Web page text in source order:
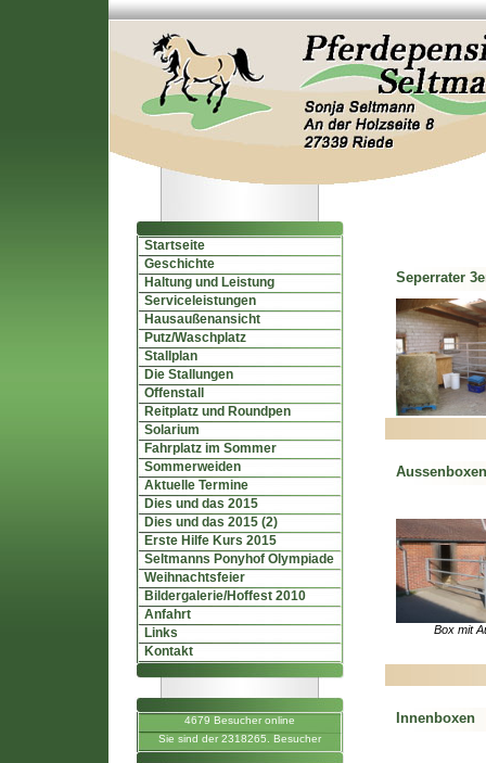
Startseite
Geschichte
Haltung und Leistung
Serviceleistungen
Hausaußenansicht
Putz/Waschplatz
Stallplan
Die Stallungen
Offenstall
Reitplatz und Roundpen
Solarium
Fahrplatz im Sommer
Sommerweiden
Aktuelle Termine
Dies und das 2015
Dies und das 2015 (2)
Erste Hilfe Kurs 2015
Seltmanns Ponyhof Olympiade
Weihnachtsfeier
Bildergalerie/Hoffest 2010
Anfahrt
Links
Kontakt
4679 Besucher online
Sie sind der 2318265. Besucher
Seperrater
Aussenboxen
Box mit
Innenboxen